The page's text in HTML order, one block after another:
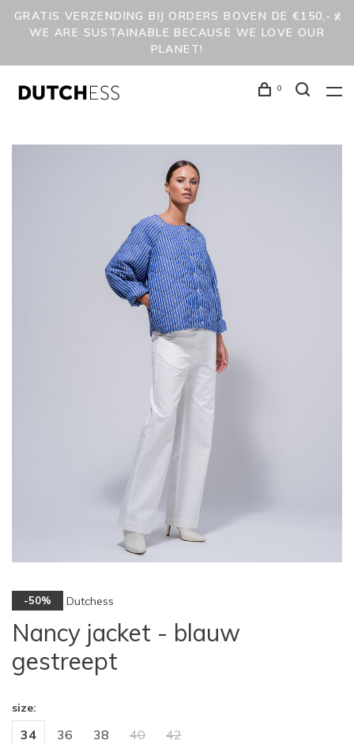
GRATIS VERZENDING BIJ ORDERS BOVEN DE €150,- /
WE ARE SUSTAINABLE BECAUSE WE LOVE OUR
PLANET!
0
-50% Dutchess
Nancy jacket - blauw
gestreept
size:
34 36 38 40 42